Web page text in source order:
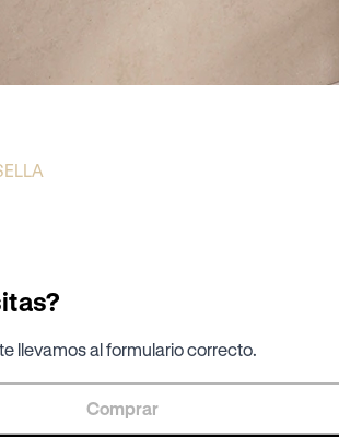
llevamos al formulario correcto.
Comprar